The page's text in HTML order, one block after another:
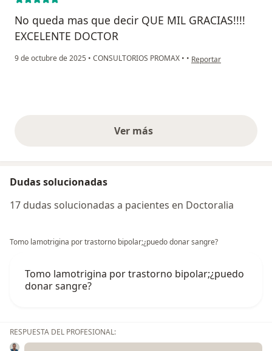
No queda mas que decir QUE MIL GRACIAS!!!!
EXCELENTE DOCTOR
9 de octubre de 2025 • CONSULTORIOS PROMAX • • en opinión del usuario
Reportar
Ver másopiniones anteriores
Dudas solucionadas
17 dudas solucionadas a pacientes en Doctoralia
Tomo lamotrigina por trastorno bipolar;¿puedo donar sangre?
Tomo lamotrigina por trastorno bipolar;¿puedo
donar sangre?
RESPUESTA DEL PROFESIONAL: